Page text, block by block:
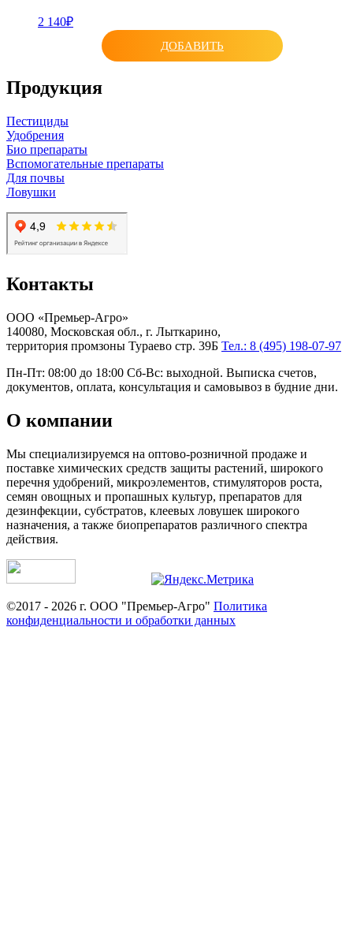
2 140₽
ДОБАВИТЬ
Продукция
Пестициды
Удобрения
Био препараты
Вспомогательные препараты
Для почвы
Ловушки
Контакты
ООО «Премьер-Агро»
140080, Московская обл., г. Лыткарино,
территория промзоны Тураево стр. 39Б Тел.: 8 (495) 198-07-97
Пн-Пт: 08:00 до 18:00 Сб-Вс: выходной. Выписка счетов,
документов, оплата, консультация и самовывоз в будние дни.
О компании
Мы специализируемся на оптово-розничной продаже и
поставке химических средств защиты растений, широкого
перечня удобрений, микроэлементов, стимуляторов роста,
семян овощных и пропашных культур, препаратов для
дезинфекции, субстратов, клеевых ловушек широкого
назначения, а также биопрепаратов различного спектра
действия.
©2017 - 2026 г. ООО "Премьер-Агро" Политика
конфиденциальности и обработки данных